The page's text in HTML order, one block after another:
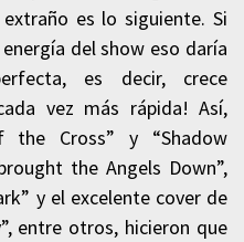
es lo siguiente. Si
del show eso daría
es decir, crece
vez más rápida! Así,
the Cross” y “Shadow
the Angels Down”,
y el excelente cover de
entre otros, hicieron que